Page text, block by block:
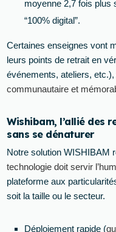
moyenne 2,7 fois plus
“100% digital”.
Certaines enseignes vont
leurs points de retrait en
événements, ateliers,
communautaire et
Wishibam, l’allié des
sans se dénaturer
Notre solution WISHIBAM
technologie doit servir
plateforme aux
soit la taille ou le secteur.
Déploiement rapide (